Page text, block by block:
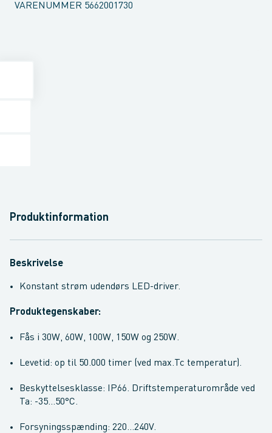
VARENUMMER 5662001730
Produktinformation
Beskrivelse
Konstant strøm udendørs LED-driver.
Produktegenskaber:
Fås i 30W, 60W, 100W, 150W og 250W.
Levetid: op til 50.000 timer (ved max.Tc temperatur).
Beskyttelsesklasse: IP66. Driftstemperaturområde ved
Ta: -35...50°C.
Forsyningsspænding: 220…240V.